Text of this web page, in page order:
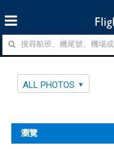
ALL PHOTOS
瀏覽